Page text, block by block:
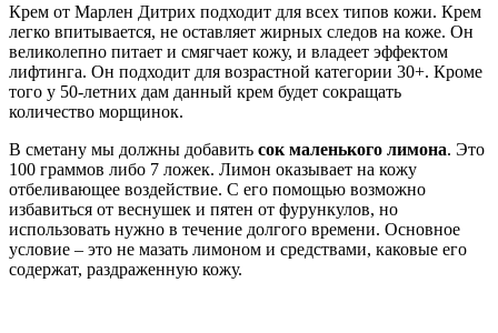
Крем от Марлен Дитрих подходит для всех типов кожи. Крем
легко впитывается, не оставляет жирных следов на коже. Он
великолепно питает и смягчает кожу, и владеет эффектом
лифтинга. Он подходит для возрастной категории 30+. Кроме
того у 50-летних дам данный крем будет сокращать
количество морщинок.
В сметану мы должны добавить сок маленького лимона. Это
100 граммов либо 7 ложек. Лимон оказывает на кожу
отбеливающее воздействие. С его помощью возможно
избавиться от веснушек и пятен от фурункулов, но
использовать нужно в течение долгого времени. Основное
условие – это не мазать лимоном и средствами, каковые его
содержат, раздраженную кожу.